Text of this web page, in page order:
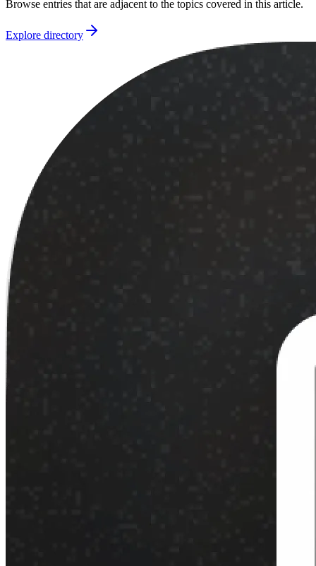
Browse entries that are adjacent to the topics covered in this article.
Explore directory